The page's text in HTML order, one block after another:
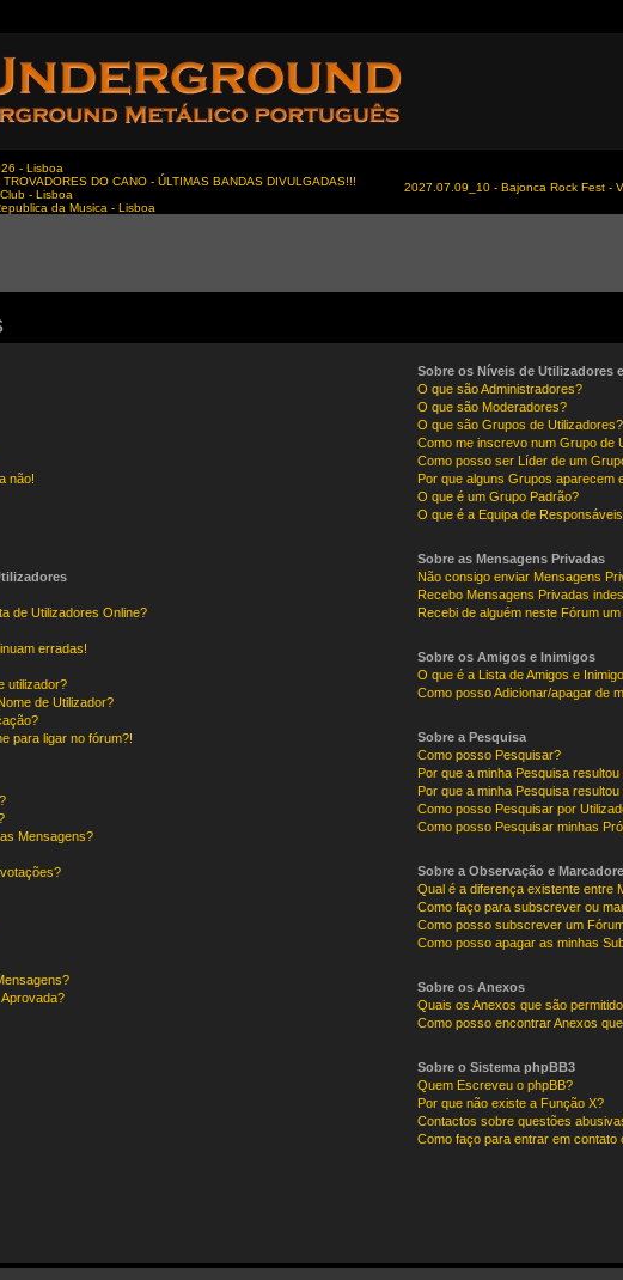
- Lisboa
DO CANO - ÚLTIMAS BANDAS DIVULGADAS!!!
- Lisboa
da Musica - Lisboa
2027.07.09_10 - Bajonca Rock Fest -
não!
de Utilizadores Online?
erradas!
utilizador?
de Utilizador?
para ligar no fórum?!
Mensagens?
Sobre os Níveis de Utilizadores
O que são Administradores?
O que são Moderadores?
O que são Grupos de Utilizadores?
Como me inscrevo num Grupo de
Como posso ser Líder de um
Por que alguns Grupos aparecem
O que é um Grupo Padrão?
O que é a Equipa de
Sobre as Mensagens Privadas
Não consigo enviar Mensagens
Recebo Mensagens Privadas
Recebi de alguém neste Fórum
Sobre os Amigos e Inimigos
O que é a Lista de Amigos e
Como posso Adicionar/apagar de
Sobre a Pesquisa
Como posso Pesquisar?
Por que a minha Pesquisa
Por que a minha Pesquisa
Como posso Pesquisar por
Como posso Pesquisar minhas
Sobre a Observação e
Qual é a diferença existente entre
Como faço para subscrever ou
Como posso subscrever um
Como posso apagar as minhas
Sobre os Anexos
Quais os Anexos que são
Como posso encontrar Anexos
Sobre o Sistema phpBB3
Quem Escreveu o phpBB?
Por que não existe a Função X?
Contactos sobre questões
Como faço para entrar em